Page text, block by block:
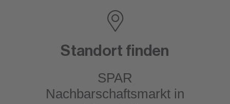
Standort finden
SPAR
Nachbarschaftsmarktin